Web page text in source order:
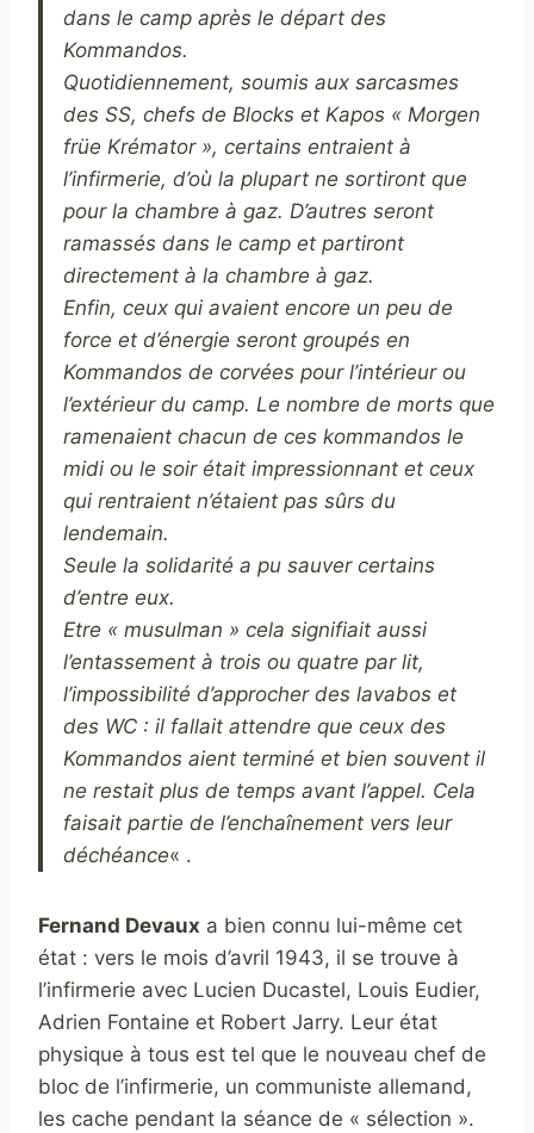
dans le camp après le départ des
Kommandos.
Quotidiennement, soumis aux sarcasmes
des SS, chefs de Blocks et Kapos « Morgen
früe Krémator », certains entraient à
l’infirmerie, d’où la plupart ne sortiront que
pour la chambre à gaz. D’autres seront
ramassés dans le camp et partiront
directement à la chambre à gaz.
Enfin, ceux qui avaient encore un peu de
force et d’énergie seront groupés en
Kommandos de corvées pour l’intérieur ou
l’extérieur du camp. Le nombre de morts que
ramenaient chacun de ces kommandos le
midi ou le soir était impressionnant et ceux
qui rentraient n’étaient pas sûrs du
lendemain.
Seule la solidarité a pu sauver certains
d’entre eux.
Etre « musulman » cela signifiait aussi
l’entassement à trois ou quatre par lit,
l’impossibilité d’approcher des lavabos et
des WC : il fallait attendre que ceux des
Kommandos aient terminé et bien souvent il
ne restait plus de temps avant l’appel. Cela
faisait partie de l’enchaînement vers leur
déchéance« .
Fernand Devaux a bien connu lui-même cet
état : vers le mois d’avril 1943, il se trouve à
l’infirmerie avec Lucien Ducastel, Louis Eudier,
Adrien Fontaine et Robert Jarry. Leur état
physique à tous est tel que le nouveau chef de
bloc de l’infirmerie, un communiste allemand,
les cache pendant la séance de « sélection ».